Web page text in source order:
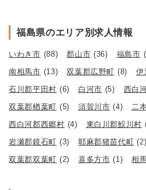
福島県のエリア別求人情報
いわき市 (88) 郡山市 (36) 福島市
南相馬市 (13) 双葉郡広野町 (8) 伊
石川郡平田村 (6) 白河市 (5) 西白
双葉郡楢葉町 (5) 須賀川市 (4) 二
西白河郡西郷村 (4) 東白川郡鮫川村
岩瀬郡鏡石町 (3) 耶麻郡猪苗代町 (2)
双葉郡双葉町 (2) 喜多方市 (1) 相